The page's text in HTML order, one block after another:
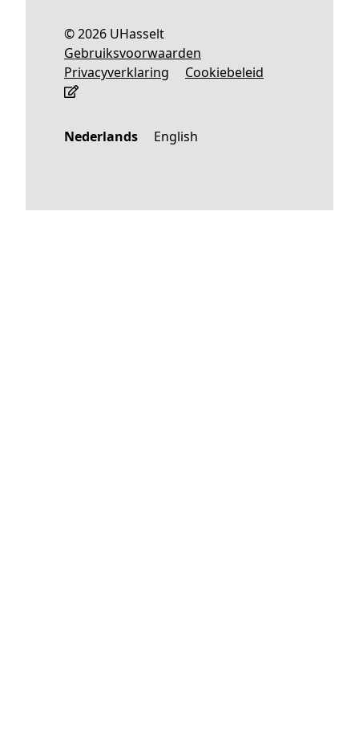
© 2026 UHasselt
Gebruiksvoorwaarden
Privacyverklaring
Cookiebeleid
Nederlands English